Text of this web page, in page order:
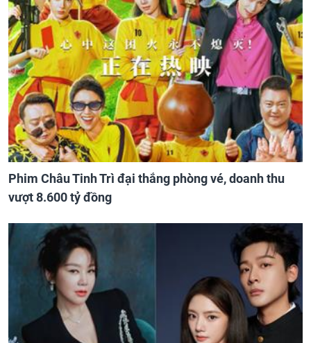
Phim Châu Tinh Trì đại thắng phòng vé, doanh thu
vượt 8.600 tỷ đồng